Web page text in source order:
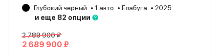
Глубокий черный 1 авто Елабуга
2025
и еще 82 опции
2 789 900 ₽
2 689 900 ₽